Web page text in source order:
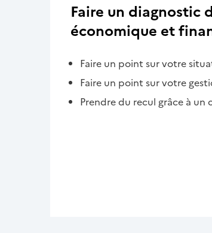
Faire un diagnostic
économique et
Faire un point sur votre
Faire un point sur votre
Prendre du recul grâce à un